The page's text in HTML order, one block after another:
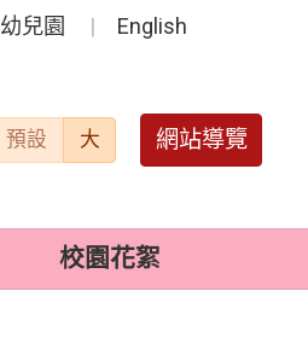
幼兒園 English
預設 大 網站導覽
校園花絮